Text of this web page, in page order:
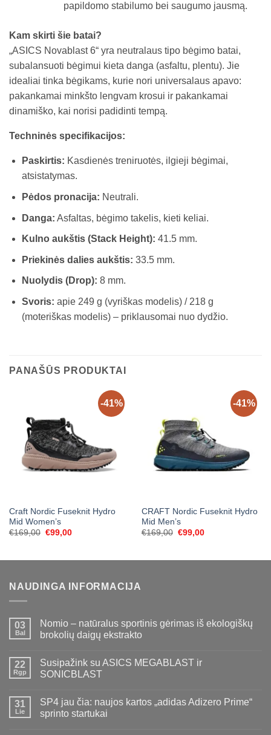
papildomo stabilumo bei saugumo jausmą.
Kam skirti šie batai?
„ASICS Novablast 6“ yra neutralaus tipo bėgimo batai,
subalansuoti bėgimui kieta danga (asfaltu, plentu). Jie
idealiai tinka bėgikams, kurie nori universalaus apavo:
pakankamai minkšto lengvam krosui ir pakankamai
dinamiško, kai norisi padidinti tempą.
Techninės specifikacijos:
Paskirtis: Kasdienės treniruotės, ilgieji bėgimai,
atsistatymas.
Pėdos pronacija: Neutrali.
Danga: Asfaltas, bėgimo takelis, kieti keliai.
Kulno aukštis (Stack Height): 41.5 mm.
Priekinės dalies aukštis: 33.5 mm.
Nuolydis (Drop): 8 mm.
Svoris: apie 249 g (vyriškas modelis) / 218 g
(moteriškas modelis) – priklausomai nuo dydžio.
PANAŠŪS PRODUKTAI
-41%
Craft Nordic Fuseknit Hydro
Mid Women’s
€169,00 Original
€99,00Current
-41%
CRAFT Nordic Fuseknit Hydro
Mid Men’s
€169,00 Original
€99,00Current
NAUDINGA INFORMACIJA
03
Bal
Nomio – natūralus sportinis gėrimas iš ekologiškų
brokolių daigų ekstrakto
22
Rgp
Susipažink su ASICS MEGABLAST ir
SONICBLAST
31
Lie
SP4 jau čia: naujos kartos „adidas Adizero Prime“
sprinto startukai